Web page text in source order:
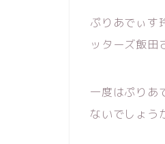
ぷりあでぃす
ッターズ飯田
一度はぷりあ
ないでしょう